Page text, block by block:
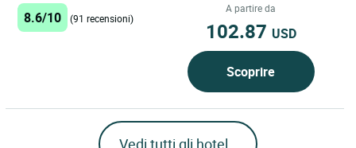
8.6/10 (91 recensioni)
A partire da
102.87 USD
Scoprire
Vedi tutti gli hotel